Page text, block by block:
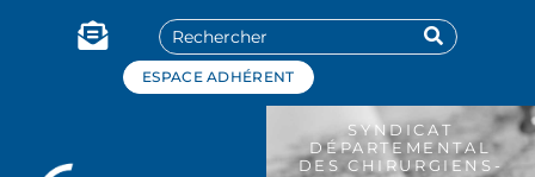
ESPACE ADHÉRENT
SYNDICAT
DÉPARTEMENTAL
DES CHIRURGIENS-
Panneau de gestion des cookies